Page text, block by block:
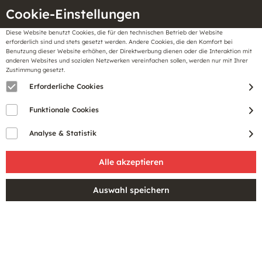
Cookie-Einstellungen
Diese Website benutzt Cookies, die für den technischen Betrieb der Website
erforderlich sind und stets gesetzt werden. Andere Cookies, die den Komfort bei
Benutzung dieser Website erhöhen, der Direktwerbung dienen oder die Interaktion mit
anderen Websites und sozialen Netzwerken vereinfachen sollen, werden nur mit Ihrer
Zustimmung gesetzt.
Erforderliche Cookies
Funktionale Cookies
Analyse & Statistik
Merkzettel
Meine
Gutscheine
BonusCard
Sale